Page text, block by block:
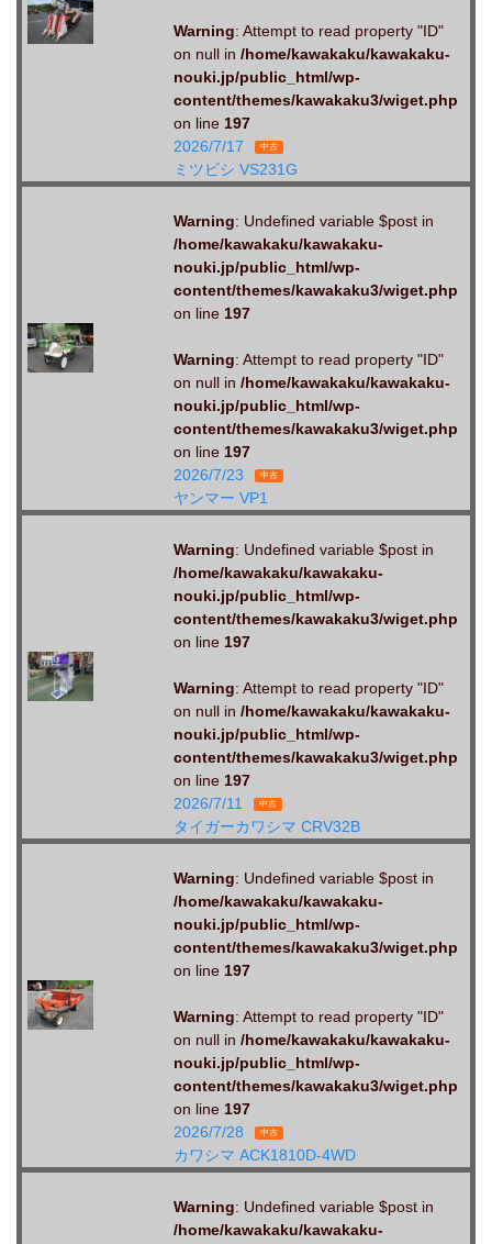
Warning: Attempt to read property "ID"
on null in /home/kawakaku/kawakaku-
nouki.jp/public_html/wp-
content/themes/kawakaku3/wiget.php
on line 197
2026/7/17
中古
ミツビシ VS231G
Warning: Undefined variable $post in
/home/kawakaku/kawakaku-
nouki.jp/public_html/wp-
content/themes/kawakaku3/wiget.php
on line 197
Warning: Attempt to read property "ID"
on null in /home/kawakaku/kawakaku-
nouki.jp/public_html/wp-
content/themes/kawakaku3/wiget.php
on line 197
2026/7/23
中古
ヤンマー VP1
Warning: Undefined variable $post in
/home/kawakaku/kawakaku-
nouki.jp/public_html/wp-
content/themes/kawakaku3/wiget.php
on line 197
Warning: Attempt to read property "ID"
on null in /home/kawakaku/kawakaku-
nouki.jp/public_html/wp-
content/themes/kawakaku3/wiget.php
on line 197
2026/7/11
中古
タイガーカワシマ CRV32B
Warning: Undefined variable $post in
/home/kawakaku/kawakaku-
nouki.jp/public_html/wp-
content/themes/kawakaku3/wiget.php
on line 197
Warning: Attempt to read property "ID"
on null in /home/kawakaku/kawakaku-
nouki.jp/public_html/wp-
content/themes/kawakaku3/wiget.php
on line 197
2026/7/28
中古
カワシマ ACK1810D-4WD
Warning: Undefined variable $post in
/home/kawakaku/kawakaku-